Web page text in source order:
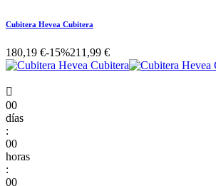
Cubitera Hevea Cubitera
180,19 €-15%211,99 €

00
días
:
00
horas
:
00